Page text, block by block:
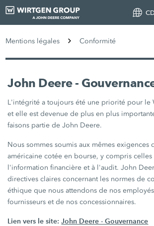
Mentions légales Conformité
John Deere -
L'intégrité a toujours été une priorité pour le
et elle est devenue de plus en plus
faisons partie de John Deere.
Nous sommes soumis aux mêmes exigences
américaine cotée en bourse, y compris celles
l'information financière et à l'audit. John
directives claires concernant les normes de
éthique que nous attendons de nos
fournisseurs et de nos concessionnaires.
Lien vers le site:John Deere - Gouvernance